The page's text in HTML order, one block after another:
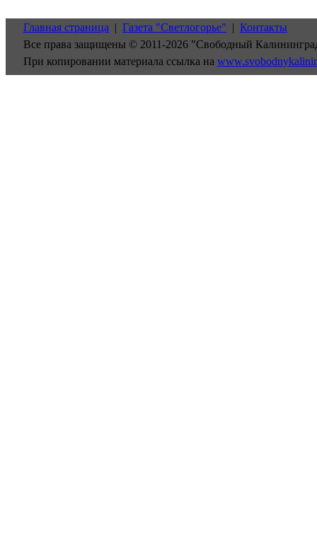
Главная страница | Газета "Светлогорье" | Контакты
Все права защищены © 2011-2026 "Свободный
При копировании материала ссылка на